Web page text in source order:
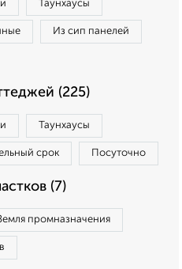
Таунхаусы
Из сип панелей
(225)
Таунхаусы
срок Посуточно
(7)
промназначения